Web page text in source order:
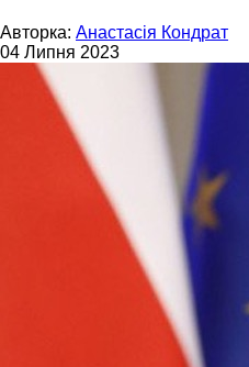
Авторка: Анастасія Кондрат
04 Липня 2023